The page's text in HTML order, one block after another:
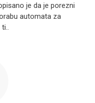
je da je porezni
automata za